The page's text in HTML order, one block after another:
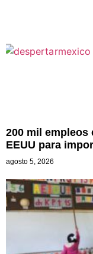
200 mil
EEUU para
agosto 5, 2026